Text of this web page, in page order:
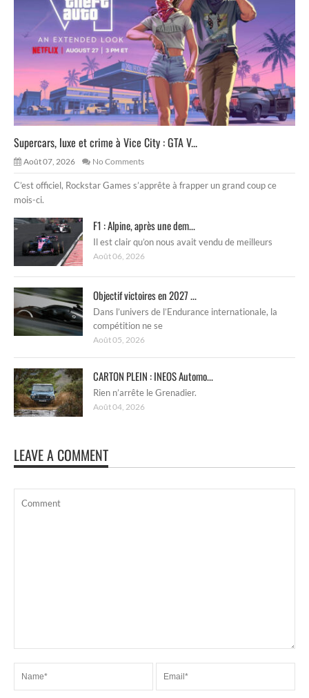
Supercars, luxe et crime à Vice City : GTA V...
Août 07, 2026 No Comments
C’est officiel, Rockstar Games s’apprête à frapper un grand coup ce
mois-ci.
F1 : Alpine, après une dem...
Il est clair qu’on nous avait vendu de meilleurs
Août 06, 2026
Objectif victoires en 2027 ...
Dans l’univers de l’Endurance internationale, la
compétition ne se
Août 05, 2026
CARTON PLEIN : INEOS Automo...
Rien n’arrête le Grenadier.
Août 04, 2026
LEAVE A COMMENT